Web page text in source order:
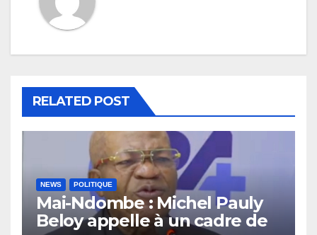
RELATED POST
NEWS POLITIQUE
Mai-Ndombe : Michel Pauly
Beloy appelle à un cadre de